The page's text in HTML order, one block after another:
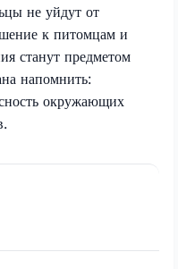
не уйдут от
к питомцам и
станут предметом
напомнить:
окружающих